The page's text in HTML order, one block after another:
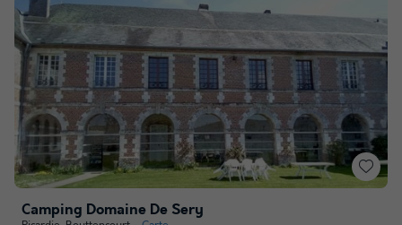
Camping Domaine De Sery